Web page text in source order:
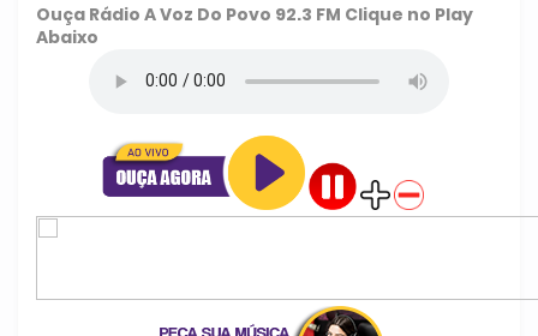
Ouça Rádio A Voz Do Povo 92.3 FM Clique no Play
Abaixo